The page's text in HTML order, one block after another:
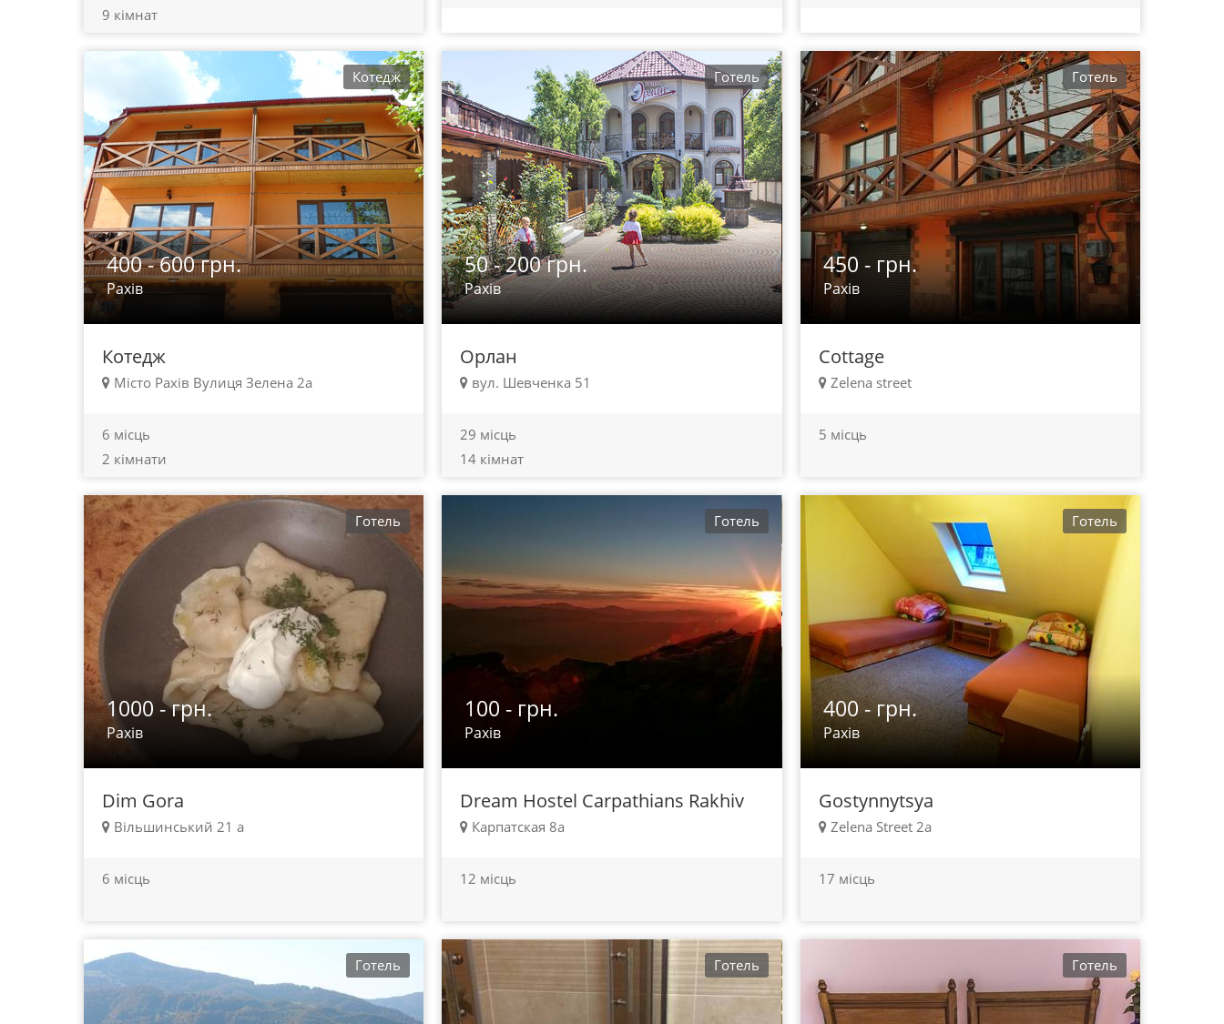
9 кімнат
400 - 600 грн.
Рахів
Котедж
Місто Рахів Вулиця Зелена 2а
6 місць
2 кімнати
Котедж
50 - 200 грн.
Рахів
Орлан
вул. Шевченка 51
29 місць
14 кімнат
Готель
450 - грн.
Рахів
Cottage
Zelena street
5 місць
Готель
1000 - грн.
Рахів
Dim Gora
Вільшинський 21 а
6 місць
Готель
100 - грн.
Рахів
Dream Hostel Carpathians Rakhiv
Карпатская 8а
12 місць
Готель
400 - грн.
Рахів
Gostynnytsya
Zelena Street 2а
17 місць
Готель
Готель Готель Готель